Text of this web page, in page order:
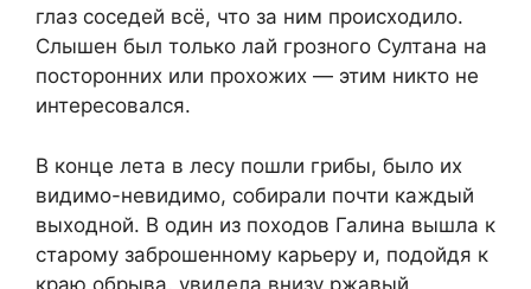
глаз соседей всё, что за ним происходило.
Слышен был только лай грозного Султана на
посторонних или прохожих — этим никто не
интересовался.
В конце лета в лесу пошли грибы, было их
видимо-невидимо, собирали почти каждый
выходной. В один из походов Галина вышла к
старому заброшенному карьеру и, подойдя к
краю обрыва, увидела внизу ржавый